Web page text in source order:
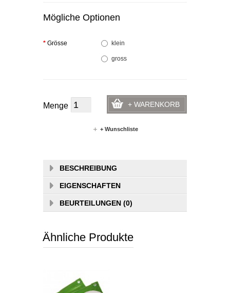
Mögliche Optionen
* Grösse klein
gross
Menge + WARENKORB
+ Wunschliste
BESCHREIBUNG
EIGENSCHAFTEN
BEURTEILUNGEN (0)
Ähnliche Produkte